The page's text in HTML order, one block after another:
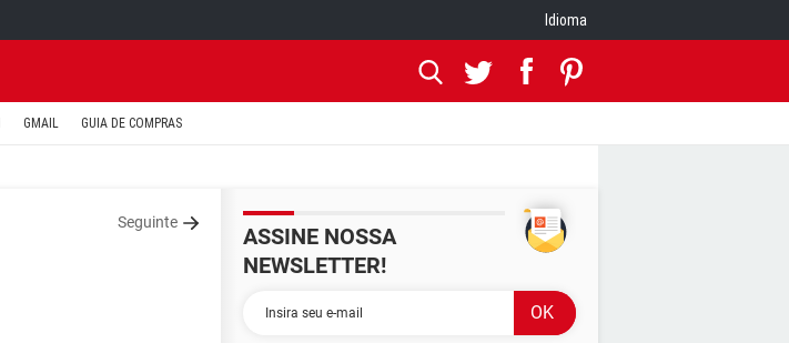
Idioma
GMAIL GUIA DE COMPRAS
Seguinte
ASSINE NOSSA
NEWSLETTER!